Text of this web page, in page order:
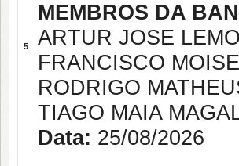
5
MEMBROS DA
ARTUR JOSE
FRANCISCO
RODRIGO
TIAGO MAIA
Data: 25/08/2026